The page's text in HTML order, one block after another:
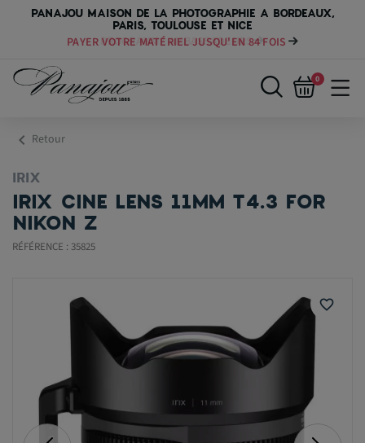
PANAJOU MAISON DE LA PHOTOGRAPHIE A BORDEAUX,
PARIS, TOULOUSE ET NICE
PAYER VOTRE MATÉRIEL JUSQU'EN 84 FOIS
0
chevron_left Retour
IRIX
IRIX CINE LENS 11MM T4.3 FOR
NIKON Z
RÉFÉRENCE : 35825
favorite_border